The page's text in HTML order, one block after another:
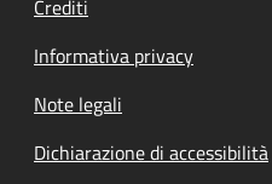
Crediti
Informativa privacy
Note legali
Dichiarazione di accessibilità